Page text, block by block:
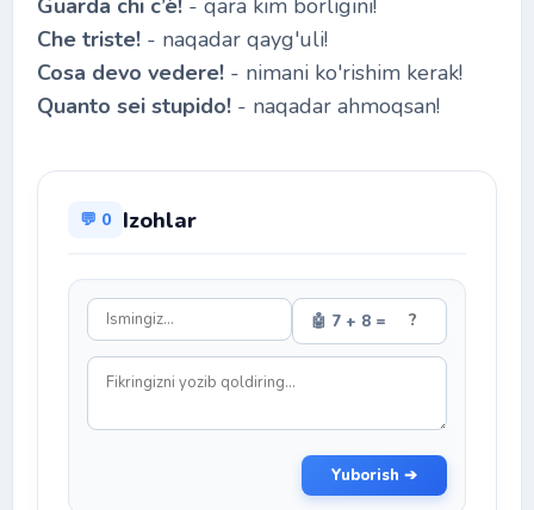
Guarda chi c’è! - qara kim borligini!
Che triste! - naqadar qayg'uli!
Cosa devo vedere! - nimani ko'rishim kerak!
Quanto sei stupido! - naqadar ahmoqsan!
💬 0 Izohlar
🤖 7 + 8 =
Yuborish ➔